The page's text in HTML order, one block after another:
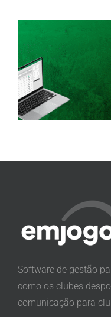
Software de gestão
como os clubes
comunicação para